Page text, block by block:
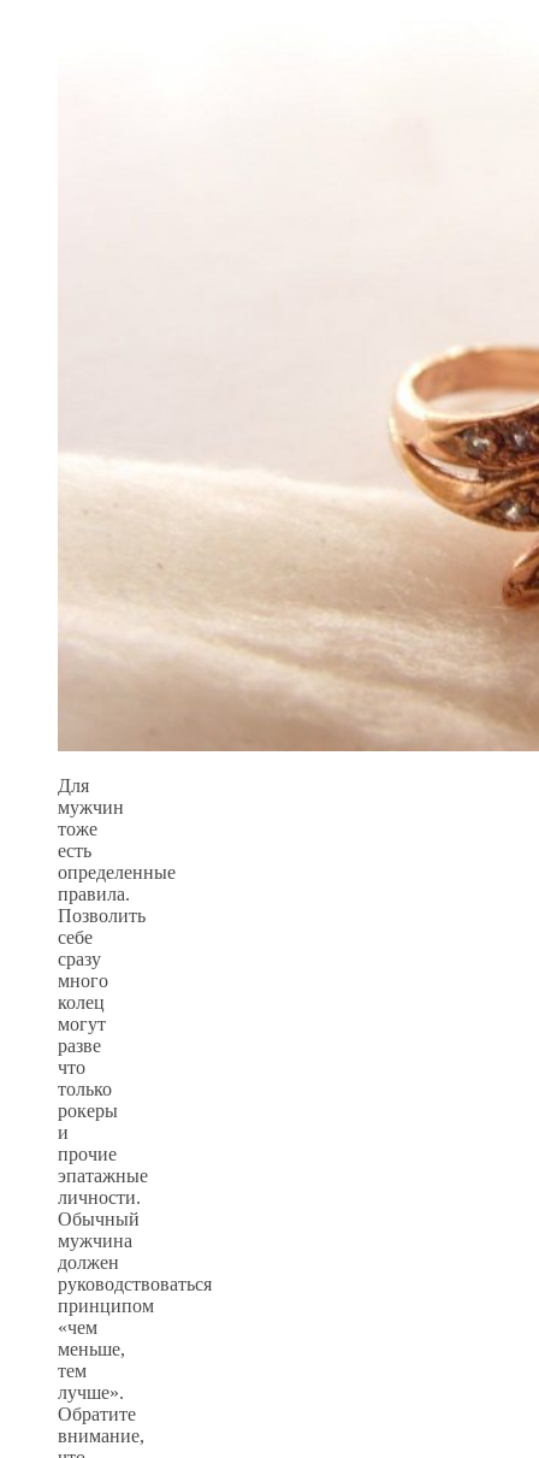
Для
мужчин
тоже
есть
определенные
правила.
Позволить
себе
сразу
много
колец
могут
разве
что
только
рокеры
и
прочие
эпатажные
личности.
Обычный
мужчина
должен
руководствоваться
принципом
«чем
меньше,
тем
лучше».
Обратите
внимание,